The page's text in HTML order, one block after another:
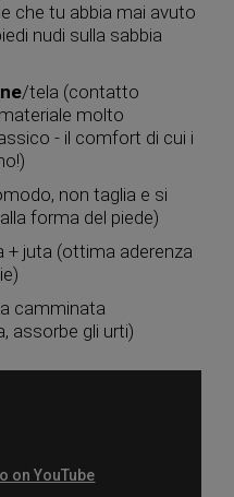
che tu abbia mai avuto
nudi sulla sabbia
/tela (contatto
molto
- il comfort di cui i
non taglia e si
forma del piede)
+ juta (ottima aderenza
camminata
assorbe gli urti)